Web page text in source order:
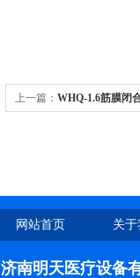
上一篇： WHQ-1.6筋膜闭
网站首页 关
济南明天医疗设备